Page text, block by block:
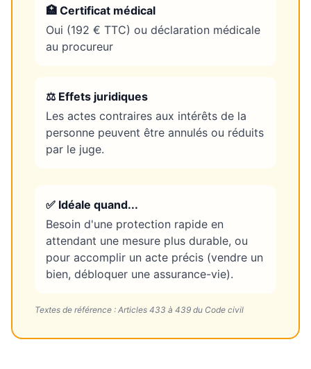
🏥 Certificat médical
Oui (192 € TTC) ou déclaration médicale
au procureur
⚖️ Effets juridiques
Les actes contraires aux intérêts de la
personne peuvent être annulés ou réduits
par le juge.
✅ Idéale quand...
Besoin d'une protection rapide en
attendant une mesure plus durable, ou
pour accomplir un acte précis (vendre un
bien, débloquer une assurance-vie).
Textes de référence : Articles 433 à 439 du Code civil